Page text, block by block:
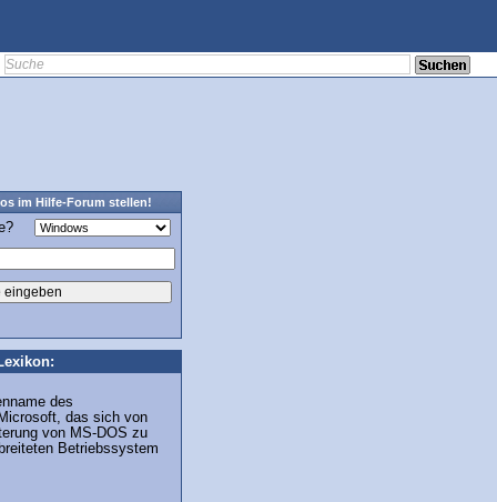
im Hilfe-Forum stellen!
des
das sich von
von MS-DOS zu
Betriebssystem